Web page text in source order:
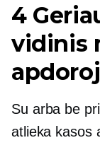
4
vidinis
Su arba be
atlieka kasos